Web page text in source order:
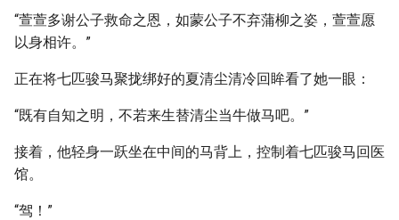
“萱萱多谢公子救命之恩，如蒙公子不弃蒲柳之姿，萱萱愿
以身相许。”
正在将七匹骏马聚拢绑好的夏清尘清冷回眸看了她一眼：
“既有自知之明，不若来生替清尘当牛做马吧。”
接着，他轻身一跃坐在中间的马背上，控制着七匹骏马回医
馆。
“驾！”